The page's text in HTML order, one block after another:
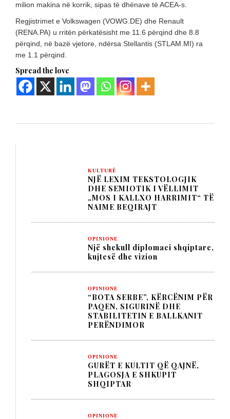
milion makina në korrik, sipas të dhënave të ACEA-s.
Regjistrimet e Volkswagen (VOWG.DE) dhe Renault
(RENA.PA) u rritën përkatësisht me 11.6 përqind dhe 8.8
përqind, në bazë vjetore, ndërsa Stellantis (STLAM.MI) ra
me 1.1 përqind.
Spread the love
KULTURË
NJË LEXIM TEKSTOLOGJIK
DHE SEMIOTIK I VËLLIMIT
„MOS I KALLXO HARRIMIT“ TË
NAIME BEQIRAJT
OPINIONE
Një shekull diplomaci shqiptare,
kujtesë dhe vizion
OPINIONE
“BOTA SERBE”, KËRCËNIM PËR
PAQEN, SIGURINË DHE
STABILITETIN E BALLKANIT
PERËNDIMOR
OPINIONE
GURËT E KULTIT QË QAJNË,
PLAGOSJA E SHKUPIT
SHQIPTAR
OPINIONE